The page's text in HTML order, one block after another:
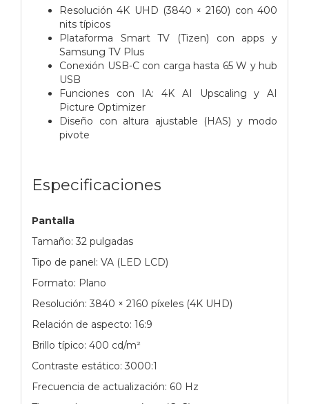
Resolución 4K UHD (3840 × 2160) con 400
nits típicos
Plataforma Smart TV (Tizen) con apps y
Samsung TV Plus
Conexión USB-C con carga hasta 65 W y hub
USB
Funciones con IA: 4K AI Upscaling y AI
Picture Optimizer
Diseño con altura ajustable (HAS) y modo
pivote
Especificaciones
Pantalla
Tamaño: 32 pulgadas
Tipo de panel: VA (LED LCD)
Formato: Plano
Resolución: 3840 × 2160 píxeles (4K UHD)
Relación de aspecto: 16:9
Brillo típico: 400 cd/m²
Contraste estático: 3000:1
Frecuencia de actualización: 60 Hz